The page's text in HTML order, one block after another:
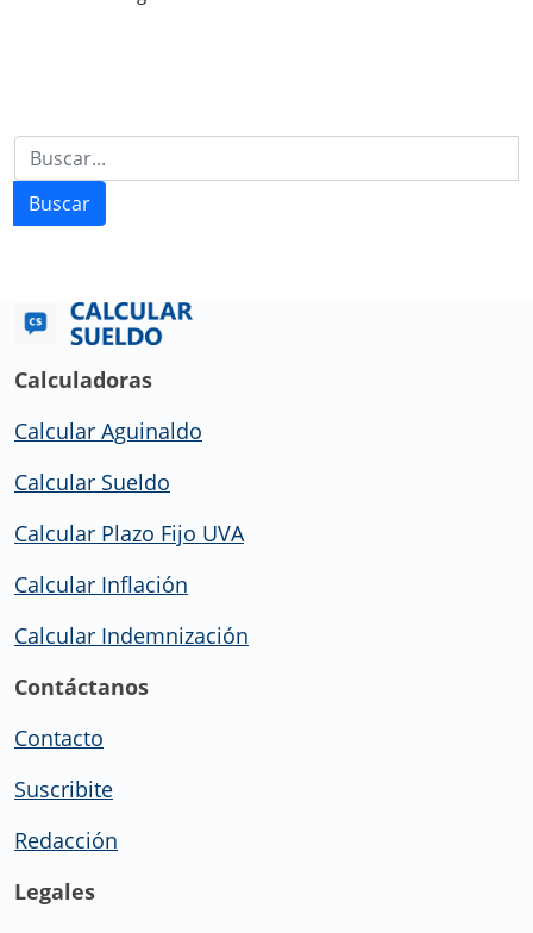
Buscar
Calculadoras
Calcular Aguinaldo
Calcular Sueldo
Calcular Plazo Fijo UVA
Calcular Inflación
Calcular Indemnización
Contáctanos
Contacto
Suscribite
Redacción
Legales